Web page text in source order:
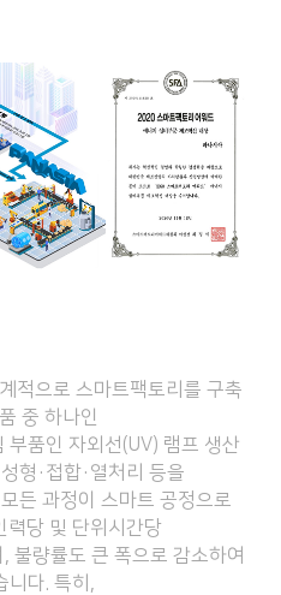
적으로 스마트팩토리를 구축
중 하나인
부품인 자외선(UV) 램프 생산
형·접합·열처리 등을
든 과정이 스마트 공정으로
력당 및 단위시간당
불량률도 큰 폭으로 감소하여
니다. 특히,